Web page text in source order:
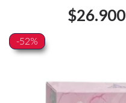
$26.900
-52%